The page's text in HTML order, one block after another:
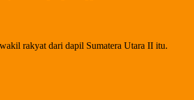
rakyat dari dapil Sumatera Utara II itu.